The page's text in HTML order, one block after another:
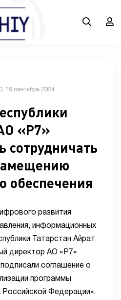
19 сентябрь 2024
«Р7»
сотрудничать
обеспечения
развития
информационных
Татарстан Айрат
директор АО «Р7»
соглашение о
программы
Федерации».